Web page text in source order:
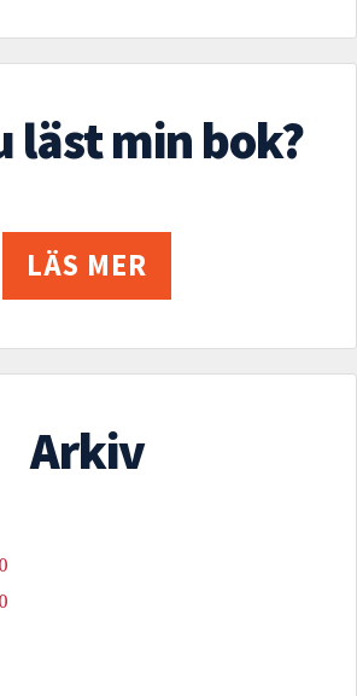
läst min bok?
LÄS MER
Arkiv